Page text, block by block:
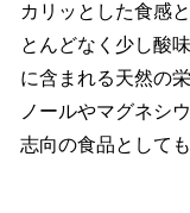
カリッとした食感
とんどなく少し酸
に含まれる天然の
ノールやマグネシ
志向の食品として